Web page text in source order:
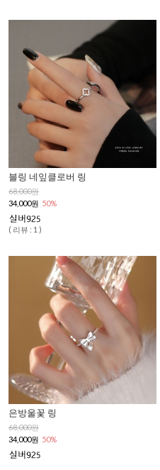
블링 네잎클로버 링
68,000원
34,000원 50%
( 리뷰 : 1 )
은방울꽃 링
68,000원
34,000원 50%